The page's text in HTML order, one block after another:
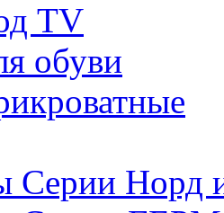
TV
обуви
Серии